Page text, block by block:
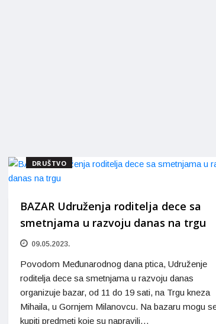
DRUŠTVO
BAZAR Udruženja roditelja dece sa
smetnjama u razvoju danas na trgu
09.05.2023.
Povodom Međunarodnog dana ptica, Udruženje
roditelja dece sa smetnjama u razvoju danas
organizuje bazar, od 11 do 19 sati, na Trgu kneza
Mihaila, u Gornjem Milanovcu. Na bazaru mogu
kupiti predmeti koje su napravili…